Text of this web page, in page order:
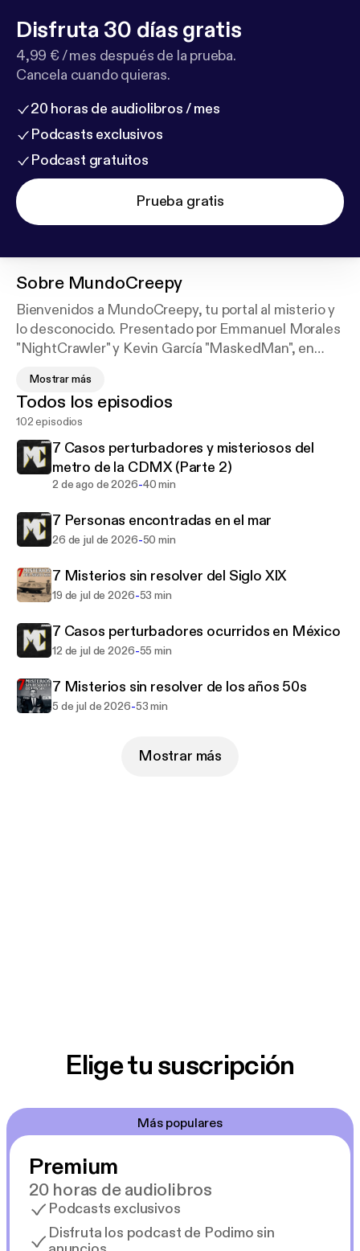
Disfruta 30 días gratis
4,99 € / mes después de la prueba.
Cancela cuando quieras.
20 horas de audiolibros / mes
Podcasts exclusivos
Podcast gratuitos
Prueba gratis
Sobre MundoCreepy
Bienvenidos a MundoCreepy, tu portal al misterio y
lo desconocido. Presentado por Emmanuel Morales
"NightCrawler" y Kevin García "MaskedMan", en
impactantes: desde escalofriantes casos reales y
leyendas urbanas hasta misterios de internet y
fenómenos inexplicables. Prepárate para adentrarte
en un universo lleno de suspenso, horror y enigmas
que desafían la lógica.
conviértete en un habitante más de este
MundoCreepy.
Nuevos episodios cada semana.
Hosted on Acast. See acast.com/privacy for more
information.
Mostrar más
Todos los episodios
102 episodios
7 Casos perturbadores y misteriosos del
metro de la CDMX (Parte 2)
2 de ago de 2026-40 min
7 Personas encontradas en el mar
26 de jul de 2026-50 min
7 Misterios sin resolver del Siglo XIX
19 de jul de 2026-53 min
7 Casos perturbadores ocurridos en México
12 de jul de 2026-55 min
7 Misterios sin resolver de los años 50s
5 de jul de 2026-53 min
Mostrar más
Elige tu suscripción
Más populares
Premium
20 horas de audiolibros
Podcasts exclusivos
Disfruta los podcast de Podimo sin